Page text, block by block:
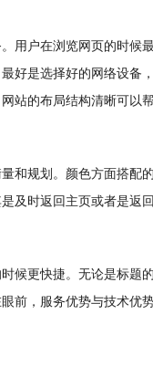
用户在浏览网页的时
好是选择好的网络设
站的布局结构清晰可以
和规划。颜色方面搭
及时返回主页或者是返
候更快捷。无论是标题
前，服务优势与技术优